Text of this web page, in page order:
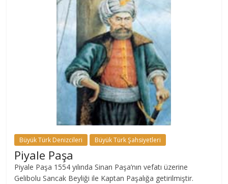
Büyük Türk Denizcileri Büyük Türk Şahsiyetleri
Piyale Paşa
Piyale Paşa 1554 yılında Sinan Paşa’nın vefatı üzerine
Gelibolu Sancak Beyliği ile Kaptan Paşalığa getirilmiştir.